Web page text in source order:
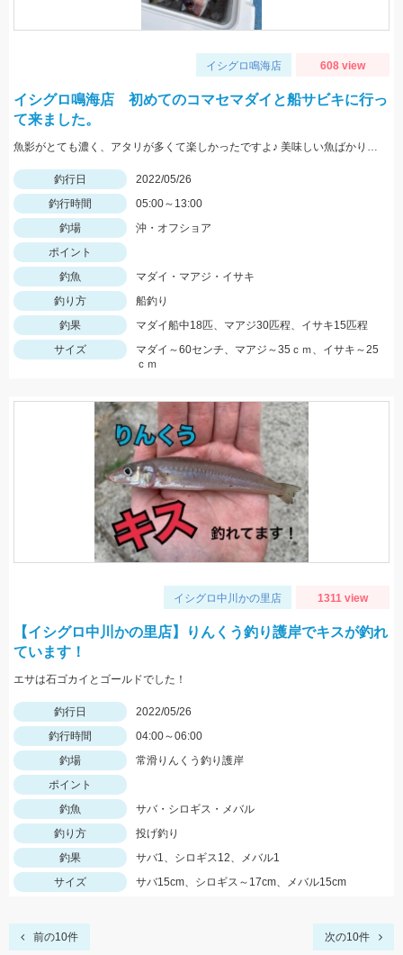
イシグロ鳴海店 608 view
イシグロ鳴海店 初めてのコマセマダイと船サビキに行っ
て来ました。
魚影がとても濃く、アタリが多くて楽しかったですよ♪ 美味しい魚ばかり釣れました♪
釣行日
2022/05/26
釣行時間
05:00～13:00
釣場
沖・オフショア
ポイント
釣魚
マダイ・マアジ・イサキ
釣り方
船釣り
釣果
マダイ船中18匹、マアジ30匹程、イサキ15匹程
サイズ
マダイ～60センチ、マアジ～35ｃｍ、イサキ～25
ｃｍ
イシグロ中川かの里店 1311 view
【イシグロ中川かの里店】りんくう釣り護岸でキスが釣れ
ています！
エサは石ゴカイとゴールドでした！
釣行日
2022/05/26
釣行時間
04:00～06:00
釣場
常滑りんくう釣り護岸
ポイント
釣魚
サバ・シロギス・メバル
釣り方
投げ釣り
釣果
サバ1、シロギス12、メバル1
サイズ
サバ15cm、シロギス～17cm、メバル15cm
前の10件 次の10件